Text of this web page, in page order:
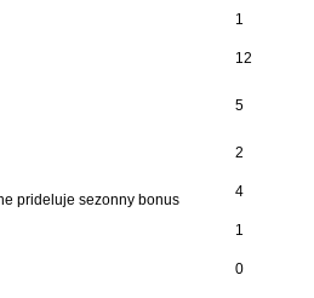
1
12
5
2
prideluje sezonny bonus
4
1
0